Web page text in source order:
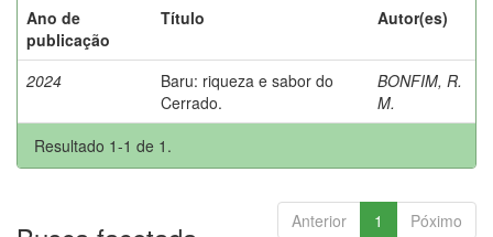
Ano de
publicação
Título Autor(es)
2024
Baru: riqueza e sabor do
Cerrado.
BONFIM, R.
M.
Resultado 1-1 de 1.
Anterior 1 Póximo